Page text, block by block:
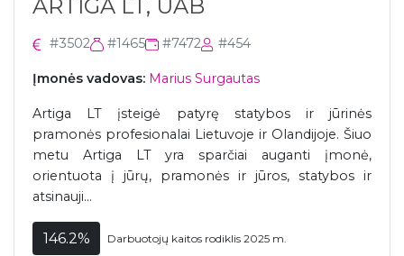
ARTIGA LT, UAB
#3502 #1465 #7472 #454
Įmonės vadovas: Marius Surgautas
Artiga LT įsteigė patyrę statybos ir jūrinės
pramonės profesionalai Lietuvoje ir Olandijoje. Šiuo
metu Artiga LT yra sparčiai auganti įmonė,
orientuota į jūrų, pramonės ir jūros, statybos ir
atsinauji...
146.2% Darbuotojų kaitos rodiklis 2025 m.